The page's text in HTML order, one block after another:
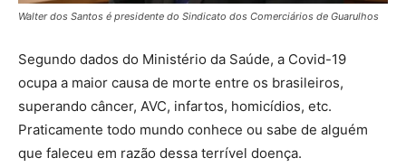
Walter dos Santos é presidente do Sindicato dos Comerciários de Guarulhos
Segundo dados do Ministério da Saúde, a Covid-19
ocupa a maior causa de morte entre os brasileiros,
superando câncer, AVC, infartos, homicídios, etc.
Praticamente todo mundo conhece ou sabe de alguém
que faleceu em razão dessa terrível doença.